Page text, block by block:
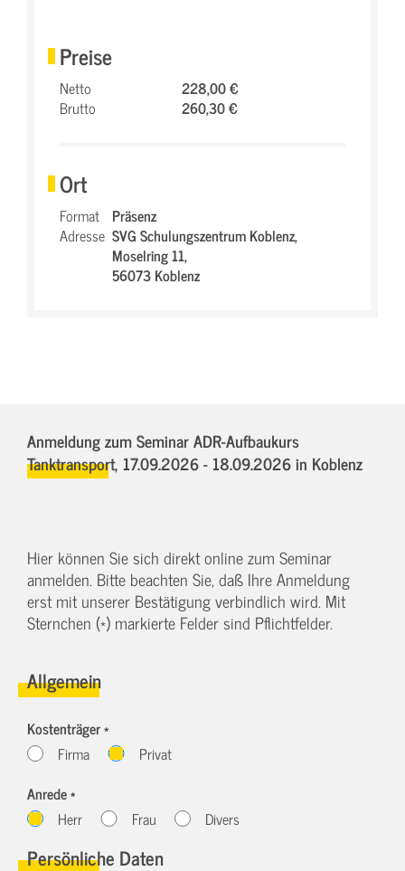
Preise
Netto
228,00 €
Brutto
260,30 €
Ort
Format Präsenz
Adresse SVG Schulungszentrum Koblenz,
Moselring 11,
56073 Koblenz
Anmeldung zum Seminar ADR-Aufbaukurs
Tanktransport, 17.09.2026 - 18.09.2026in Koblenz
Hier können Sie sich direkt online zum Seminar
anmelden. Bitte beachten Sie, daß Ihre Anmeldung
erst mit unserer Bestätigung verbindlich wird. Mit
Sternchen (*) markierte Felder sind Pflichtfelder.
Allgemein
Kostenträger *
Firma
Privat
Anrede *
Herr
Frau Divers
Persönliche Daten